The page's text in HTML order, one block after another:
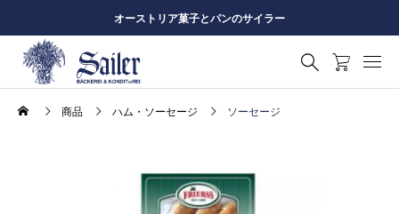
オーストリア菓子とパンのサイラー
商品 ハム・ソーセージ ソーセージ